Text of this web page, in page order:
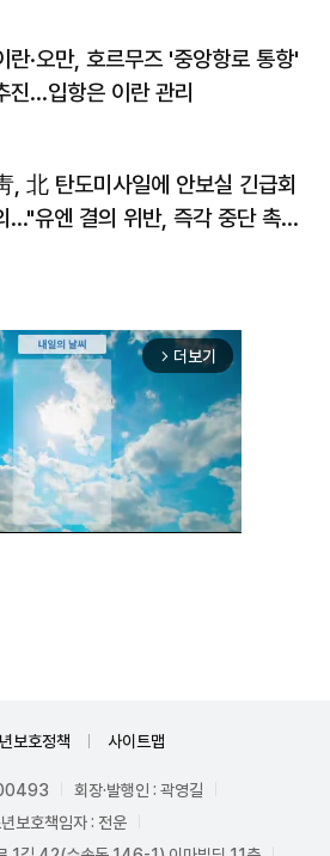
란·오만, 호르무즈 '중앙항로 통항'
진…입항은 이란 관리
, 北 탄도미사일에 안보실 긴급회
…"유엔 결의 위반, 즉각 중단 촉
arrow_forward_ios 더보기
보호정책 사이트맵
00493
회장·발행인 : 곽영길
보호책임자 : 전운